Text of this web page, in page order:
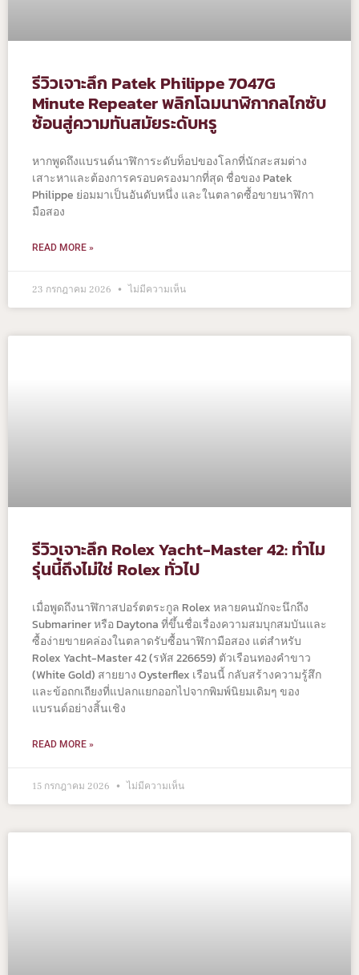
รีวิวเจาะลึก Patek Philippe 7047G
Minute Repeater พลิกโฉมนาฬิกากลไกซับ
ซ้อนสู่ความทันสมัยระดับหรู
หากพูดถึงแบรนด์นาฬิการะดับท็อปของโลกที่นักสะสมต่าง
เสาะหาและต้องการครอบครองมากที่สุด ชื่อของ Patek
Philippe ย่อมมาเป็นอันดับหนึ่ง และในตลาดซื้อขายนาฬิกา
มือสอง
READ MORE »
23 กรกฎาคม 2026 ไม่มีความเห็น
รีวิวเจาะลึก Rolex Yacht-Master 42: ทำไม
รุ่นนี้ถึงไม่ใช่ Rolex ทั่วไป
เมื่อพูดถึงนาฬิกาสปอร์ตตระกูล Rolex หลายคนมักจะนึกถึง
Submariner หรือ Daytona ที่ขึ้นชื่อเรื่องความสมบุกสมบันและ
ซื้อง่ายขายคล่องในตลาดรับซื้อนาฬิกามือสอง แต่สำหรับ
Rolex Yacht-Master 42 (รหัส 226659) ตัวเรือนทองคำขาว
(White Gold) สายยาง Oysterflex เรือนนี้ กลับสร้างความรู้สึก
และข้อถกเถียงที่แปลกแยกออกไปจากพิมพ์นิยมเดิมๆ ของ
แบรนด์อย่างสิ้นเชิง
READ MORE »
15 กรกฎาคม 2026 ไม่มีความเห็น